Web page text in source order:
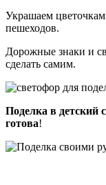
Украшаем
пешеходов.
Дорожные знаки и
сделать самим.
Поделка в детский
готова!